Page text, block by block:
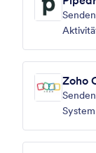
Zoho
System